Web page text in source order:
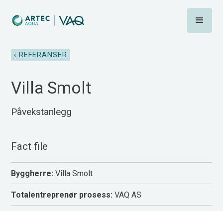
‹ REFERANSER
Villa Smolt
Påvekstanlegg
Fact file
Byggherre: Villa Smolt
Totalentreprenør prosess: VAQ AS